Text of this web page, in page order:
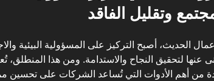
وتقليل الفاقد
الحديث، أصبح التركيز على المسؤولية البيئية
عنها لتحقيق النجاح والاستدامة. ومن هذا المنطلق،
من أهم الأدوات التي تُساعد الشركات على تحسين